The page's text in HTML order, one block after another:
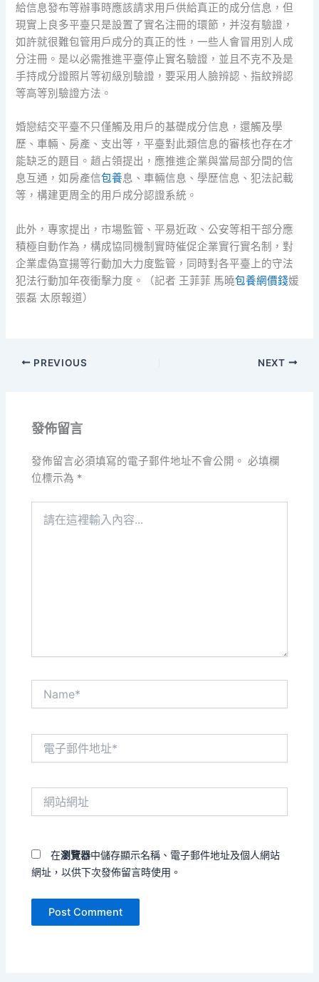
給信息發布等辦事時應該請求用戶供給真正的成分信息，但
現實上良多平臺只是設置了實名注冊的環節，并沒有驗證，
如許就很難包管用戶成分的真正的性，一些人會冒用別人成
分注冊。是以必需推進平臺停止實名驗證，並且不克不及是
手持成分證照片等初級別驗證，要采用人臉辨認、指紋辨認
等高等別驗證方法。
婚戀結交平臺不只僅觸及用戶的基礎成分信息，還觸及學
歷、車輛、房產、支出等，平臺對此類信息的審核也存在才
能缺乏的題目。趙占領提出，應推進企業與當局部分間的信
息互通，如房產信包養息、車輛信息、學歷信息、犯法記載
等，構建更周全的用戶成分認證系統。
此外，專家提出，市場監管、平易近政、公安等相干部分應
積極自動作為，構成協同機制實時催促企業實行實名制，對
企業虛偽宣揚等行動加大力度監管，同時對各平臺上的守法
犯法行動加年夜衝擊力度。（記者 王菲菲 馬曉包養網價錢媛
張磊 太原報道）
PREVIOUS NEXT
發佈留言
發佈留言必須填寫的電子郵件地址不會公開。 必填欄
位標示為 *
在瀏覽器中儲存顯示名稱、電子郵件地址及個人網站
網址，以供下次發佈留言時使用。